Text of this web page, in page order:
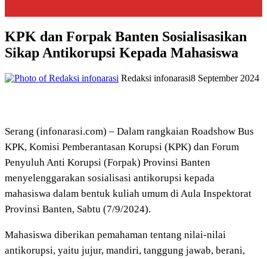
KPK dan Forpak Banten Sosialisasikan
Sikap Antikorupsi Kepada Mahasiswa
Redaksi infonarasi8 September 2024
Serang (infonarasi.com) – Dalam rangkaian Roadshow Bus
KPK, Komisi Pemberantasan Korupsi (KPK) dan Forum
Penyuluh Anti Korupsi (Forpak) Provinsi Banten
menyelenggarakan sosialisasi antikorupsi kepada
mahasiswa dalam bentuk kuliah umum di Aula Inspektorat
Provinsi Banten, Sabtu (7/9/2024).
Mahasiswa diberikan pemahaman tentang nilai-nilai
antikorupsi, yaitu jujur, mandiri, tanggung jawab, berani,